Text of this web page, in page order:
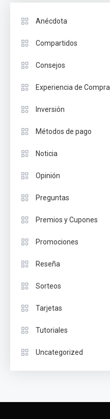
Anécdota
Compartidos
Consejos
Experiencia de Compra
Inversión
Métodos de pago
Noticia
Opinión
Preguntas
Premios y Cupones
Promociones
Reseña
Sorteos
Tarjetas
Tutoriales
Uncategorized